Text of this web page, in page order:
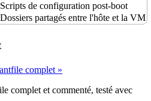
Scripts de configuration post-boot
Dossiers partagés entre l'hôte et la VM
complet »
complet et commenté, testé avec